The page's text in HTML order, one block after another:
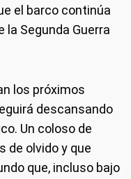
el barco continúa
Segunda Guerra
los próximos
descansando
Un coloso de
de olvido y que
que, incluso bajo